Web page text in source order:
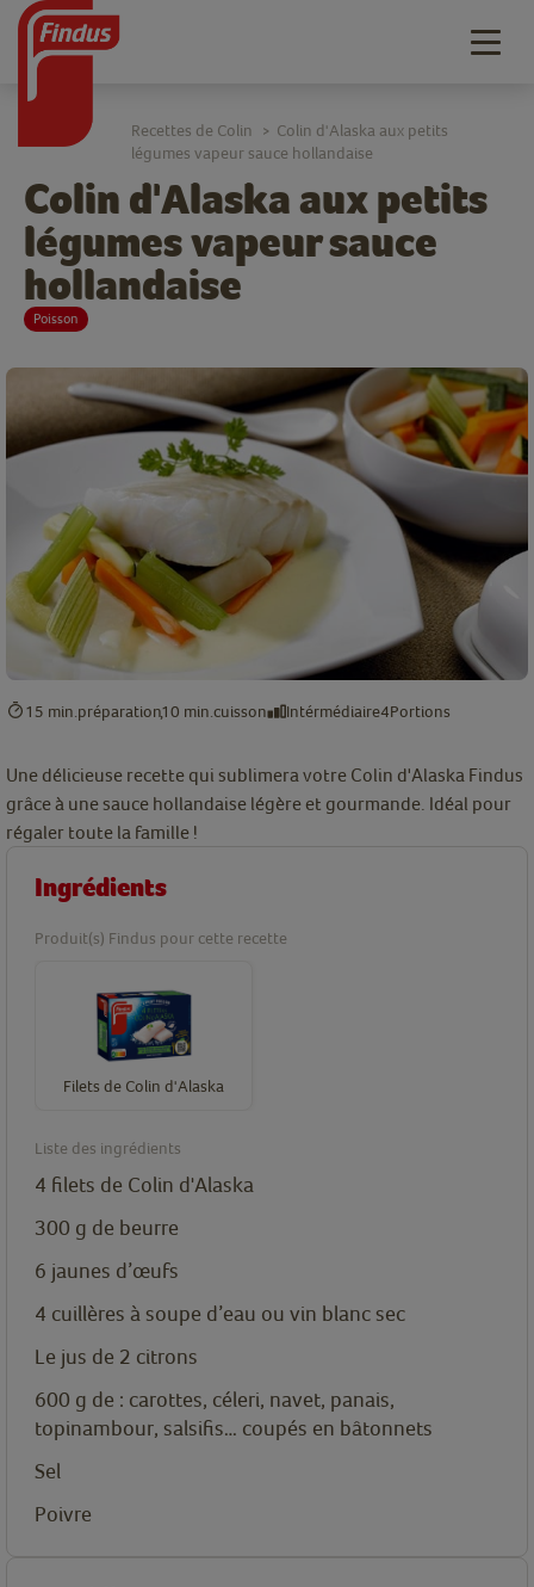
Colin d'Alaska aux petits
légumes vapeur sauce
hollandaise
Poisson
Recettes de Colin > Colin d'Alaska aux petits
légumes vapeur sauce hollandaise
15 min. préparation10 min. cuisson Intérmédiaire4Portions
Une délicieuse recette qui sublimera votre Colin d'Alaska Findus
grâce à une sauce hollandaise légère et gourmande. Idéal pour
régaler toute la famille !
Ingrédients
Produit(s) Findus pour cette recette
Filets de Colin d'Alaska
Liste des ingrédients
4 filets de Colin d'Alaska
300 g de beurre
6 jaunes d’œufs
4 cuillères à soupe d’eau ou vin blanc sec
Le jus de 2 citrons
600 g de : carottes, céleri, navet, panais,
topinambour, salsifis… coupés en bâtonnets
Sel
Poivre